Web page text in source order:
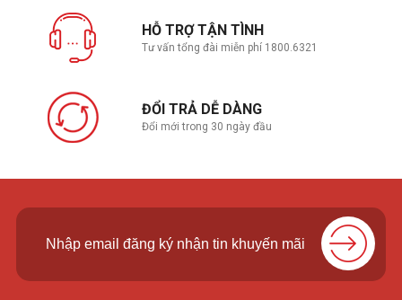
Kết nối USB
1x Thunderbolt™ 4 support DisplayPort™
1x USB 3.2 Gen 2 Type-C support
Kết nối HDMI/VGA 1x HDMI 2.1 FRL
Camera 720P HD camera
Card mở rộng -
HỖ TRỢ TẬN TÌNH
Tư vấn tổng đài miễn phí 1800.6321
ĐỔI TRẢ DỄ DÀNG
Đổi mới trong 30 ngày đầu